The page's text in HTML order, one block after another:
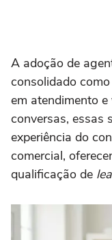
A adoção de
consolidado
em atendimento
conversas, essas
experiência do
comercial,
qualificação de